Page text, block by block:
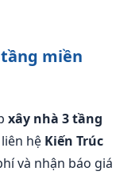
miền
xây nhà 3 tầng
hệ Kiến Trúc
và nhận báo giá